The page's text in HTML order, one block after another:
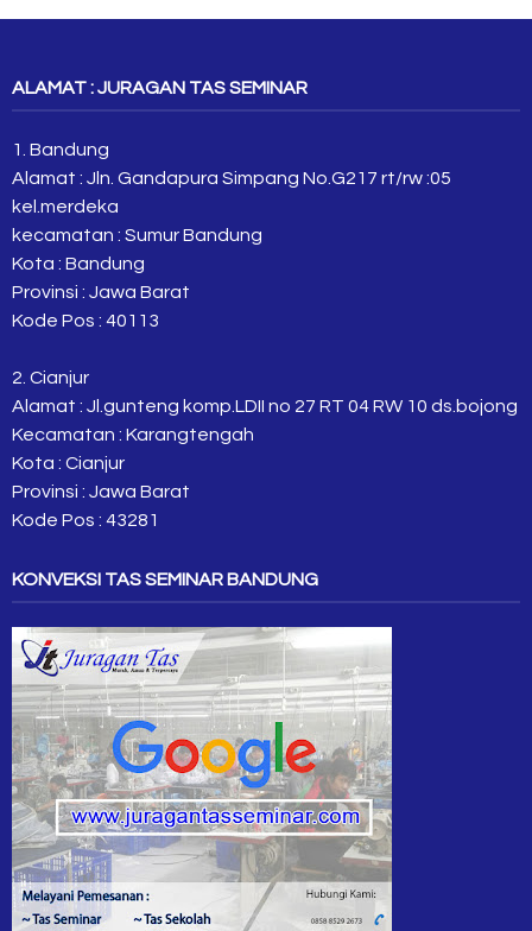
ALAMAT : JURAGAN TAS SEMINAR
1. Bandung
Alamat : Jln. Gandapura Simpang No.G217 rt/rw :05
kel.merdeka
kecamatan : Sumur Bandung
Kota : Bandung
Provinsi : Jawa Barat
Kode Pos : 40113
2. Cianjur
Alamat : Jl.gunteng komp.LDII no 27 RT 04 RW 10 ds.bojong
Kecamatan : Karangtengah
Kota : Cianjur
Provinsi : Jawa Barat
Kode Pos : 43281
KONVEKSI TAS SEMINAR BANDUNG